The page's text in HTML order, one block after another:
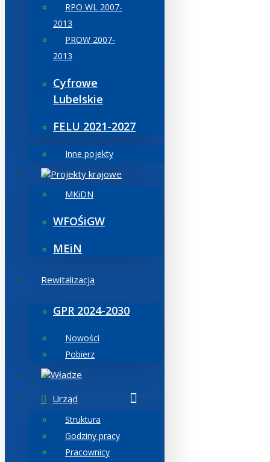
RPO WL 2007-
2013
PROW 2007-
2013
Cyfrowe
Lubelskie
FELU 2021-2027
Inne pojekty
Projekty krajowe
MKiDN
WFOŚiGW
MEiN
Rewitalizacja
GPR 2024-2030
Nowości
Pobierz
Władze
Urząd
Struktura
Godziny pracy
Pracownicy